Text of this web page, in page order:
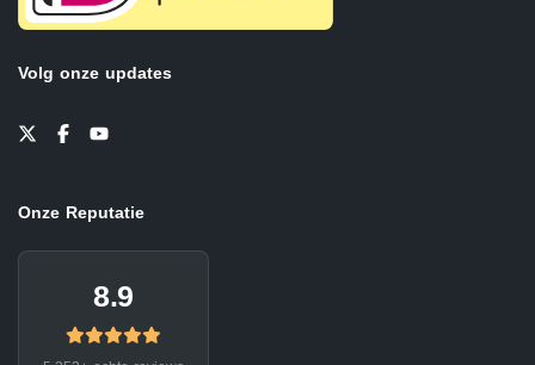
Volg onze updates
Onze Reputatie
8.9